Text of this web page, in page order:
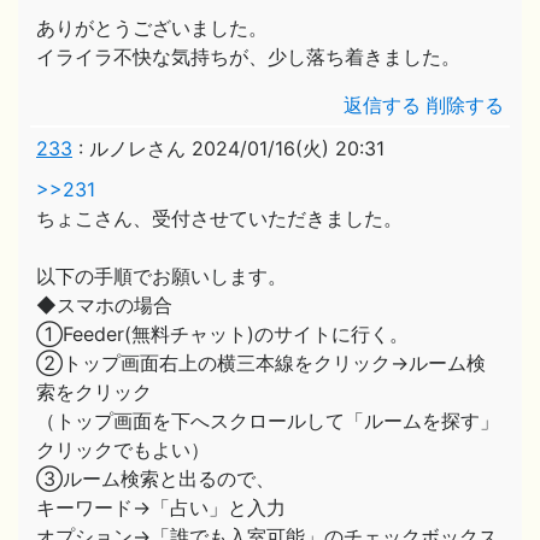
ありがとうございました。
イライラ不快な気持ちが、少し落ち着きました。
返信する 削除する
233 : ルノレさん 2024/01/16(火) 20:31
>>231
ちょこさん、受付させていただきました。
以下の手順でお願いします。
◆スマホの場合
①Feeder(無料チャット)のサイトに行く。
②トップ画面右上の横三本線をクリック→ルーム検
索をクリック
（トップ画面を下へスクロールして「ルームを探す」
クリックでもよい）
③ルーム検索と出るので、
キーワード→「占い」と入力